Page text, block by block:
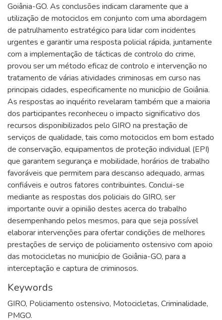
Goiânia-GO. As conclusões indicam claramente que a
utilização de motociclos em conjunto com uma abordagem
de patrulhamento estratégico para lidar com incidentes
urgentes e garantir uma resposta policial rápida, juntamente
com a implementação de tácticas de controlo do crime,
provou ser um método eficaz de controlo e intervenção no
tratamento de várias atividades criminosas em curso nas
principais cidades, especificamente no município de Goiânia.
As respostas ao inquérito revelaram também que a maioria
dos participantes reconheceu o impacto significativo dos
recursos disponibilizados pelo GIRO na prestação de
serviços de qualidade, tais como motociclos em bom estado
de conservação, equipamentos de proteção individual (EPI)
que garantem segurança e mobilidade, horários de trabalho
favoráveis que permitem para descanso adequado, armas
confiáveis e outros fatores contribuintes. Conclui-se
mediante as respostas dos policiais do GIRO, ser
importante ouvir a opinião destes acerca do trabalho
desempenhando pelos mesmos, para que seja possível
elaborar intervenções para ofertar condições de melhores
prestações de serviço de policiamento ostensivo com apoio
das motocicletas no município de Goiânia-GO, para a
interceptação e captura de criminosos.
Keywords
GIRO, Policiamento ostensivo, Motocicletas, Criminalidade,
PMGO.